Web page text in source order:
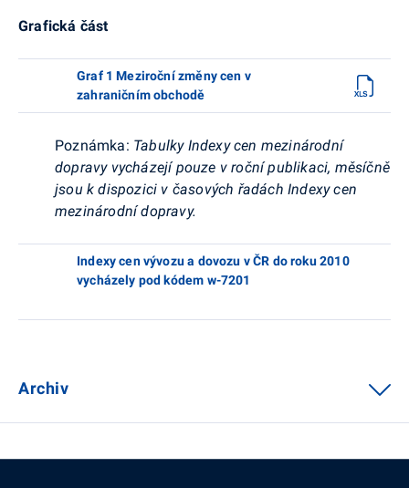
Grafická část
Graf 1 Meziroční změny cen v
zahraničním obchodě
Poznámka: Tabulky Indexy cen mezinárodní
dopravy vycházejí pouze v roční publikaci, měsíčně
jsou k dispozici v časových řadách Indexy cen
mezinárodní dopravy.
Indexy cen vývozu a dovozu v ČR do roku 2010
vycházely pod kódem w-7201
Archiv